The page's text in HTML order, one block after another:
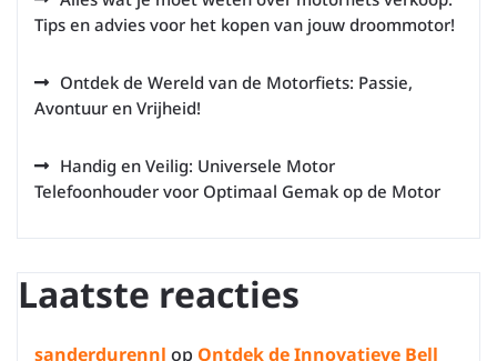
Tips en advies voor het kopen van jouw droommotor!
Ontdek de Wereld van de Motorfiets: Passie,
Avontuur en Vrijheid!
Handig en Veilig: Universele Motor
Telefoonhouder voor Optimaal Gemak op de Motor
Laatste reacties
sanderdurennl op Ontdek de Innovatieve Bell